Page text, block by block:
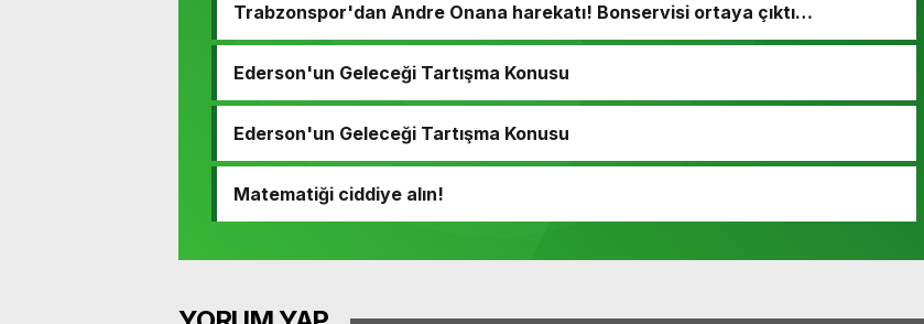
Trabzonspor'dan Andre Onana harekatı! Bonservisi ortaya çıktı…
Ederson'un Geleceği Tartışma Konusu
Ederson'un Geleceği Tartışma Konusu
Matematiği ciddiye alın!